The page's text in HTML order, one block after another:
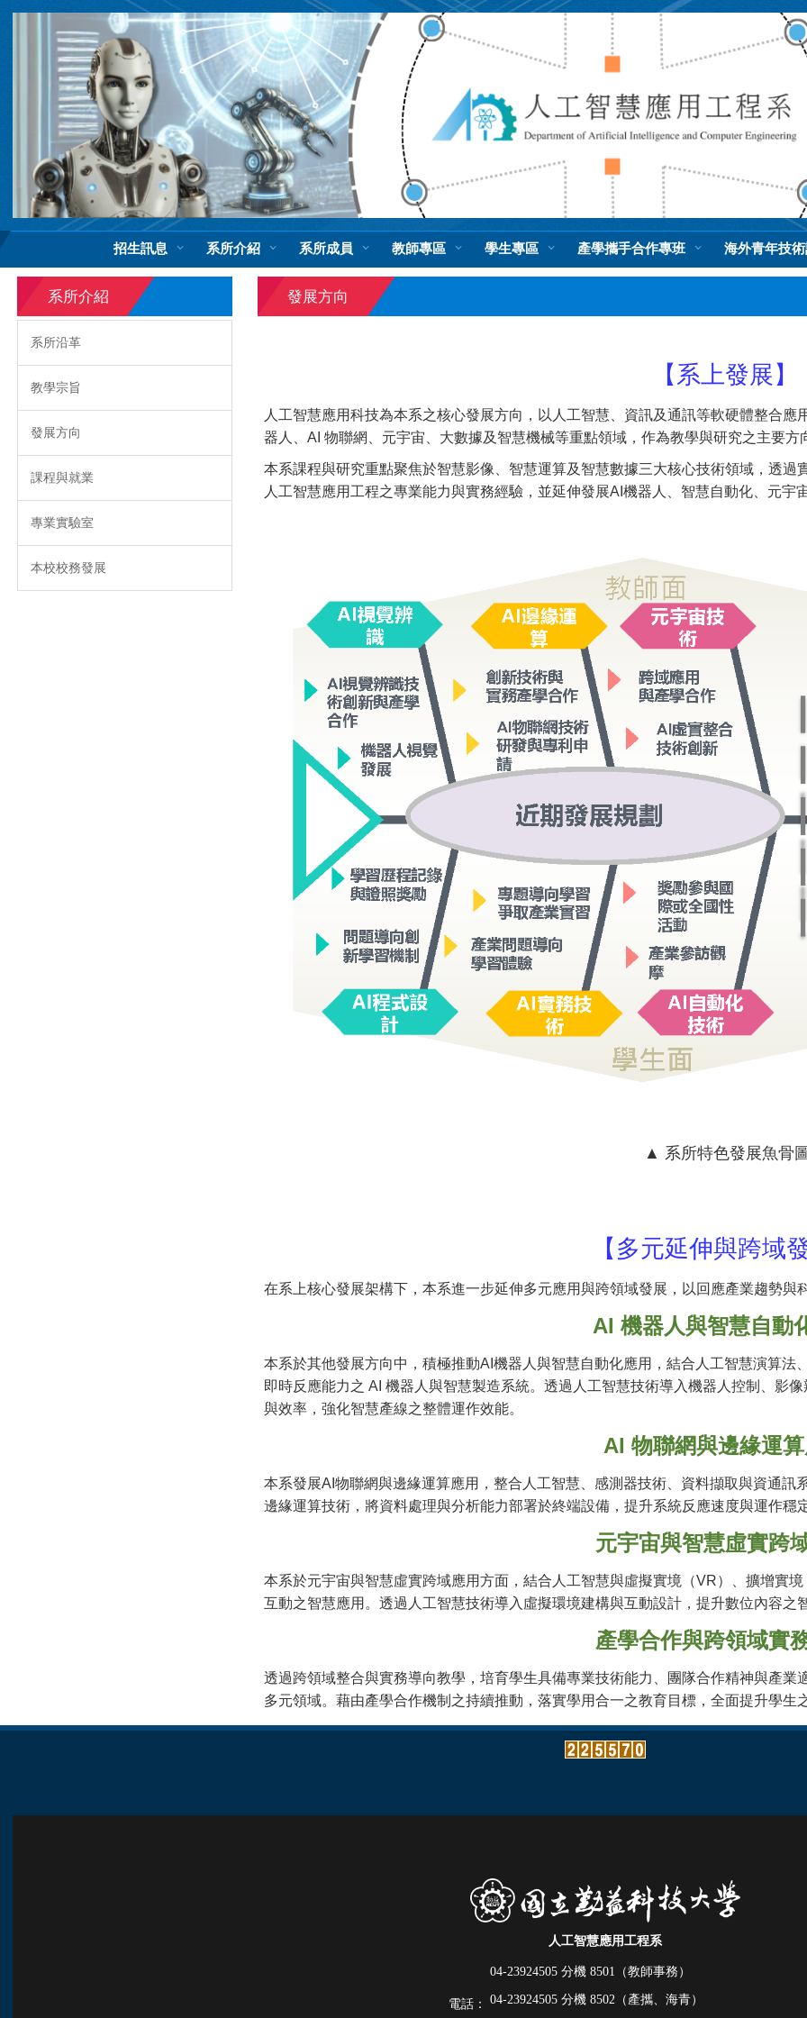
跳
招生訊息 系所介紹 系所成員 教師專區 學生專區 產學攜手合作專班 海外青年技
系所介紹
系所沿革
教學宗旨
發展方向
課程與就業
專業實驗室
本校校務發展
發展方向
【系上發展】
人工智慧應用科技為本系之核心發展方向，以人工智慧、資訊及通訊等軟硬體整合
器人、AI 物聯網、元宇宙、大數據及智慧機械等重點領域，作為教學與研究之主要
本系課程與研究重點聚焦於智慧影像、智慧運算及智慧數據三大核心技術領域，透
人工智慧應用工程之專業能力與實務經驗，並延伸發展AI機器人、智慧自動化、元
▲ 系所特色發展魚骨
【多元延伸與跨域
在系上核心發展架構下，本系進一步延伸多元應用與跨領域發展，以回應產業趨勢
AI 機器人與智慧自動
本系於其他發展方向中，積極推動AI機器人與智慧自動化應用，結合人工智慧演算
即時反應能力之 AI 機器人與智慧製造系統。透過人工智慧技術導入機器人控制、影
與效率，強化智慧產線之整體運作效能。
AI 物聯網與邊緣運
本系發展AI物聯網與邊緣運算應用，整合人工智慧、感測器技術、資料擷取與資通
邊緣運算技術，將資料處理與分析能力部署於終端設備，提升系統反應速度與運作穩
元宇宙與智慧虛實跨
本系於元宇宙與智慧虛實跨域應用方面，結合人工智慧與虛擬實境（VR）、擴增實
互動之智慧應用。透過人工智慧技術導入虛擬環境建構與互動設計，提升數位內容之
產學合作與跨領域實
透過跨領域整合與實務導向教學，培育學生具備專業技術能力、團隊合作精神與產
多元領域。藉由產學合作機制之持續推動，落實學用合一之教育目標，全面提升學生
人工智慧應用工程系
電話：
04-23924505 分機 8501（教師事務）
04-23924505 分機 8502（產攜、海青）